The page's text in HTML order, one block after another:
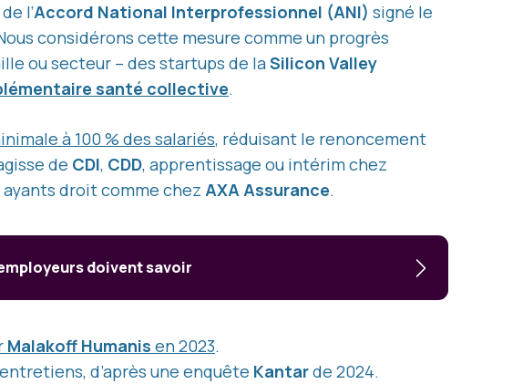
l’Accord National Interprofessionnel (ANI) signé le
considérons cette mesure comme un progrès
ou secteur – des startups de laSilicon Valley
santé collective.
à 100 % des salariés, réduisant le renoncement
de CDI, CDD, apprentissage ou intérim chez
droit comme chez AXA Assurance.
doivent savoir
Malakoff Humanis en 2023.
d’après une enquête Kantarde 2024.